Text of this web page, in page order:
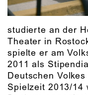
studierte an der
Theater in
spielte er am
2011 als
Deutschen
Spielzeit 2013/14